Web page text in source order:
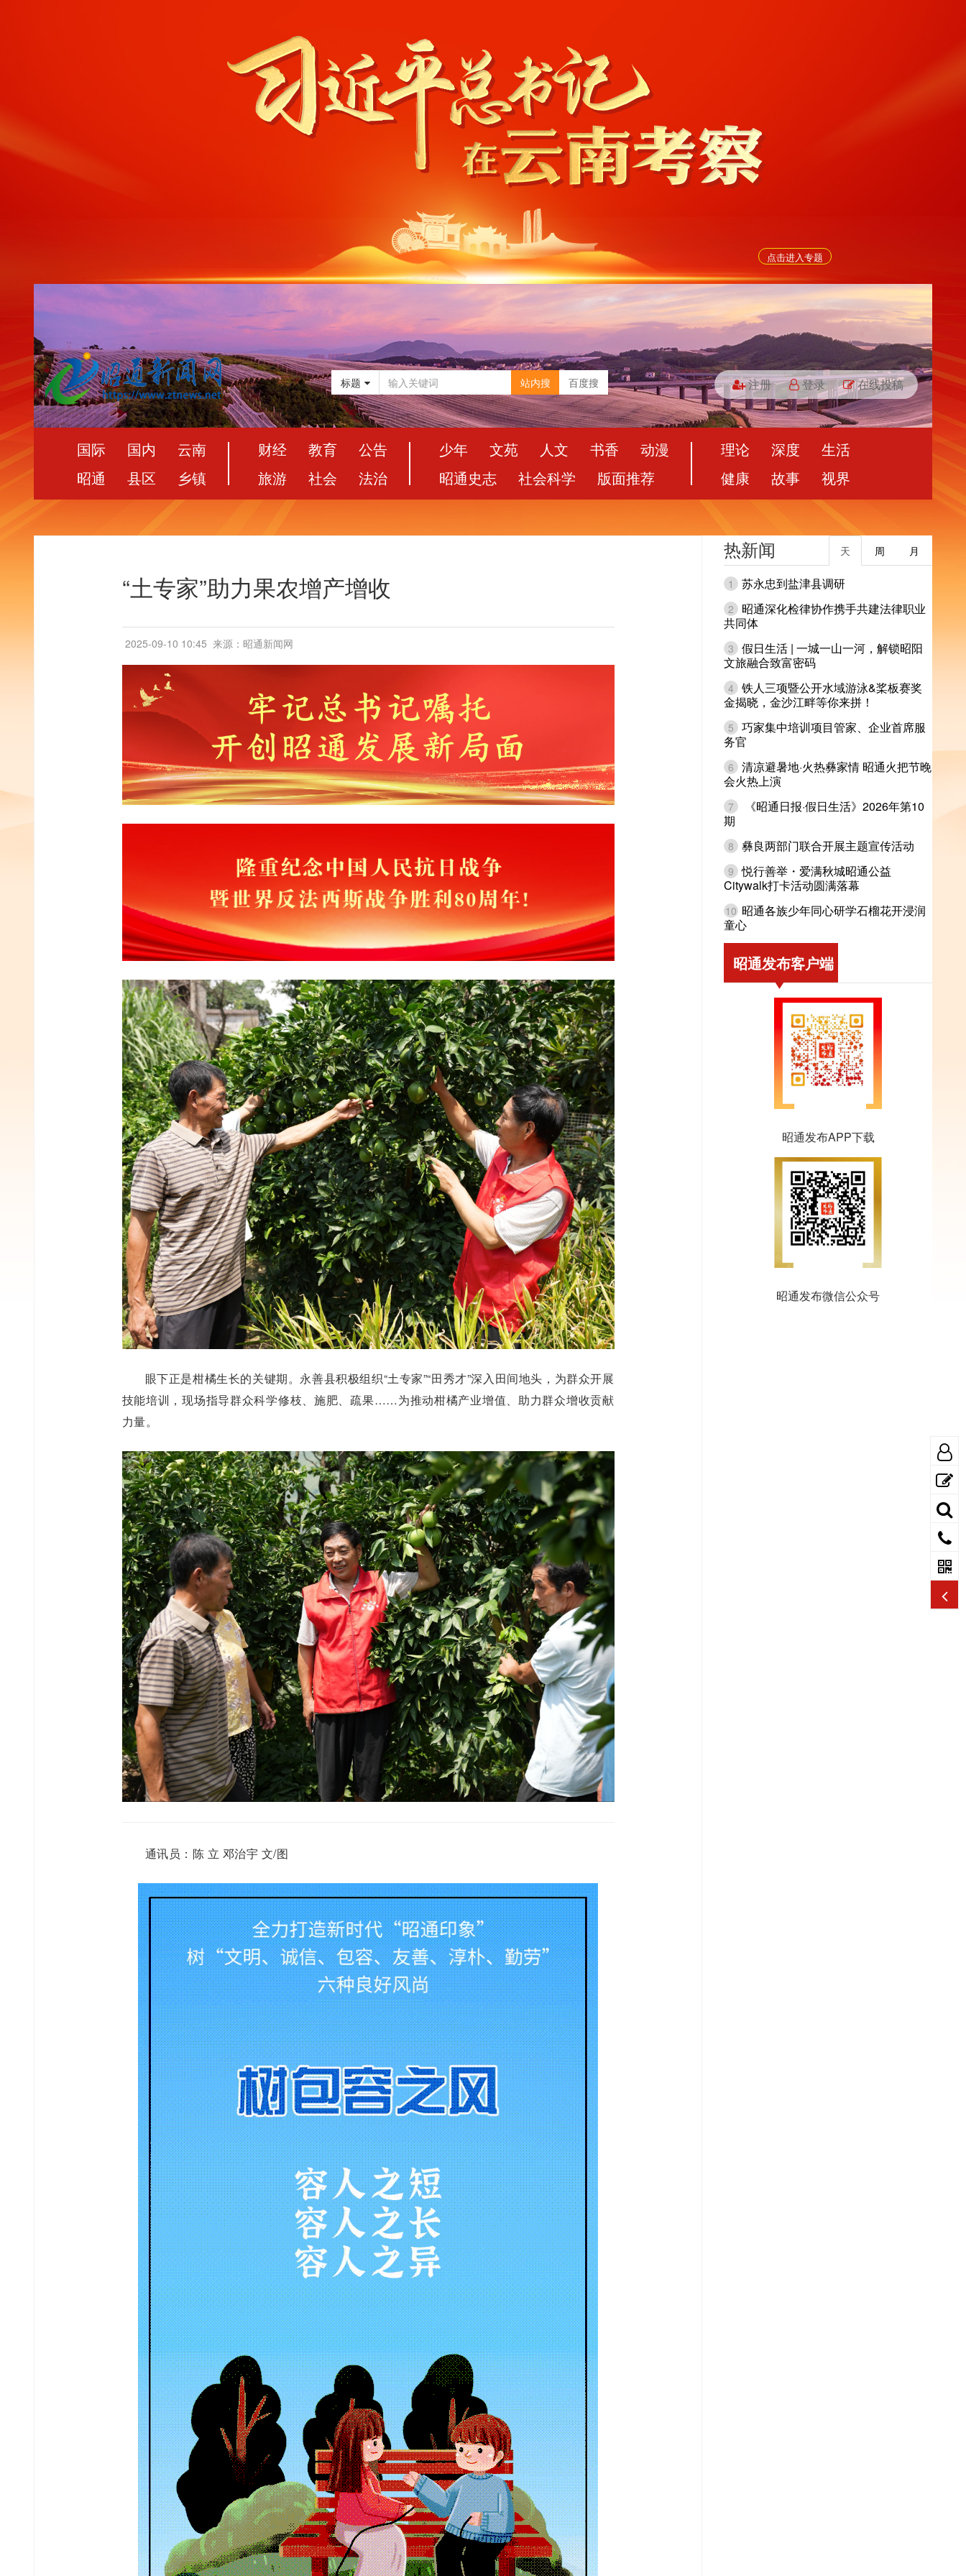
点击进入专题
标题 站内搜 百度搜 注册 登录 在线投稿
国际 国内
云南
昭通
县区 乡镇
财经 教育
公告
旅游
社会 法治
少年 文苑 人文 书香
动漫
昭通史志
社会科学 版面推荐
理论 深度
生活
健康
故事 视界
“土专家”助力果农增产增收
2025-09-10 10:45 来源：昭通新闻网
眼下正是柑橘生长的关键期。永善县积极组织“土专家”“田秀才”深入田间地头，为群众开展
技能培训，现场指导群众科学修枝、施肥、疏果……为推动柑橘产业增值、助力群众增收贡献
力量。
通讯员：陈 立 邓治宇 文/图
热新闻 月
周
天
1 苏永忠到盐津县调研
2
昭通深化检律协作携手共建法律职业
共同体
3 假日生活 | 一城一山一河，解锁昭阳
文旅融合致富密码
4 铁人三项暨公开水域游泳&桨板赛奖
金揭晓，金沙江畔等你来拼！
5 巧家集中培训项目管家、企业首席服
务官
6 清凉避暑地·火热彝家情 昭通火把节晚
会火热上演
7
《昭通日报·假日生活》2026年第10
期
8 彝良两部门联合开展主题宣传活动
9 悦行善举・爱满秋城昭通公益
Citywalk打卡活动圆满落幕
10 昭通各族少年同心研学石榴花开浸润
童心
昭通发布客户端
昭通发布APP下载
昭通发布微信公众号